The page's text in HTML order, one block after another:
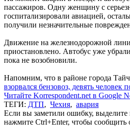
пассажиров. Одну женщину с
госпитализировали авиацией,
получили незначительные
Движение на железнодорожной
приостановлено. Автобус уже
пока не возобновили.
Напомним, что в районе города
взорвался бензовоз, девять человек
Читайте Korrespondent.net в Google
ТЕГИ: ДТП, Чехия, авария
Если вы заметили ошибку, выделите
нажмите Ctrl+Enter, чтобы сообщить